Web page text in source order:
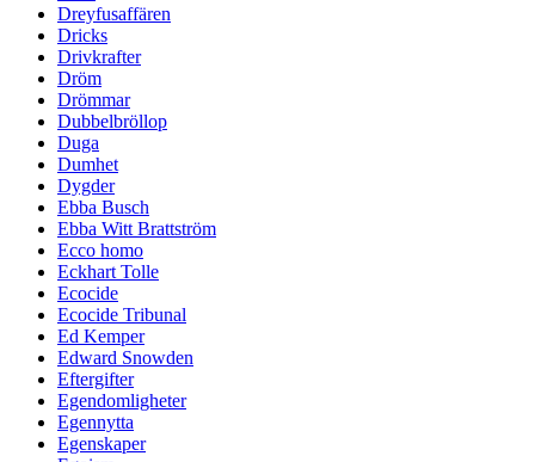
Dreyfusaffären
Dricks
Drivkrafter
Dröm
Drömmar
Dubbelbröllop
Duga
Dumhet
Dygder
Ebba Busch
Ebba Witt Brattström
Ecco homo
Eckhart Tolle
Ecocide
Ecocide Tribunal
Ed Kemper
Edward Snowden
Eftergifter
Egendomligheter
Egennytta
Egenskaper